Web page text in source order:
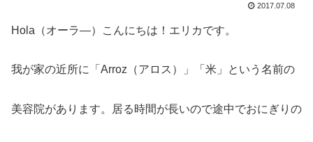
2017.07.08
Hola（オーラ―）こんにちは！エリカです。
我が家の近所に「Arroz（アロス）」「米」という名前の
美容院があります。居る時間が長いので途中でおにぎりの